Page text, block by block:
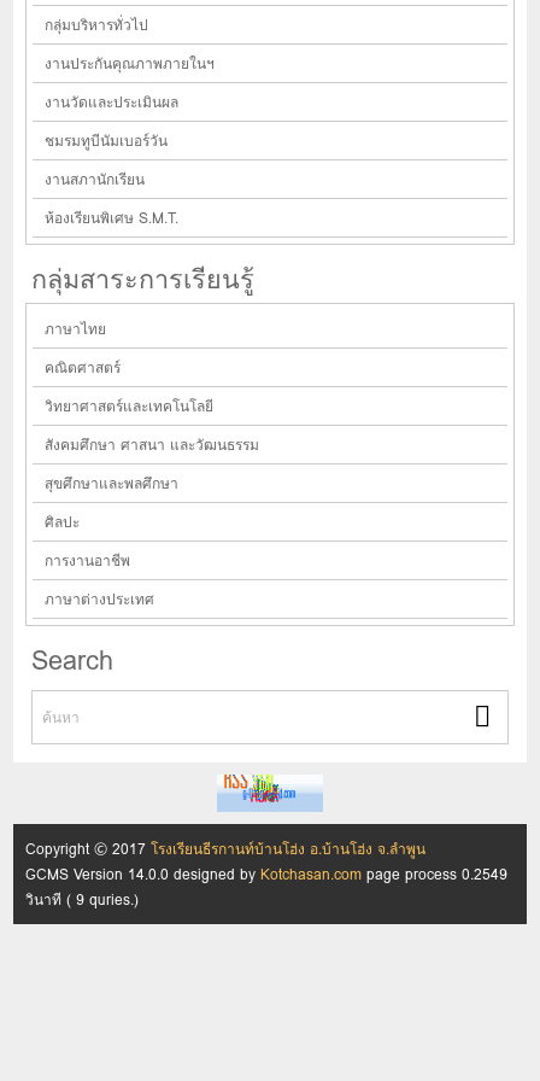
กลุ่มบริหารทั่วไป
งานประกันคุณภาพภายในฯ
งานวัดและประเมินผล
ชมรมทูบีนัมเบอร์วัน
งานสภานักเรียน
ห้องเรียนพิเศษ S.M.T.
กลุ่มสาระการเรียนรู้
ภาษาไทย
คณิตศาสตร์
วิทยาศาสตร์และเทคโนโลยี
สังคมศึกษา ศาสนา และวัฒนธรรม
สุขศึกษาและพลศึกษา
ศิลปะ
การงานอาชีพ
ภาษาต่างประเทศ
Search
Copyright © 2017โรงเรียนธีรกานท์บ้านโฮ่ง อ.บ้านโฮ่ง จ.ลำพูน
GCMS Version 14.0.0 designed byKotchasan.com page process0.2549
วินาที (9 quries.)